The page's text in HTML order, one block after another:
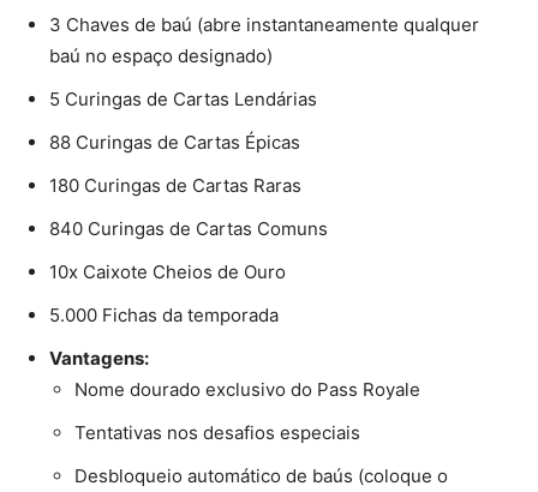
3 Chaves de baú (abre instantaneamente qualquer
baú no espaço designado)
5 Curingas de Cartas Lendárias
88 Curingas de Cartas Épicas
180 Curingas de Cartas Raras
840 Curingas de Cartas Comuns
10x Caixote Cheios de Ouro
5.000 Fichas da temporada
Vantagens:
Nome dourado exclusivo do Pass Royale
Tentativas nos desafios especiais
Desbloqueio automático de baús (coloque o